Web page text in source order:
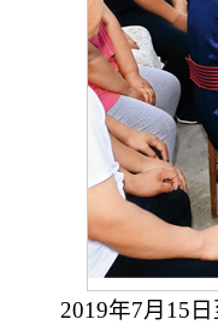
2019年7月15